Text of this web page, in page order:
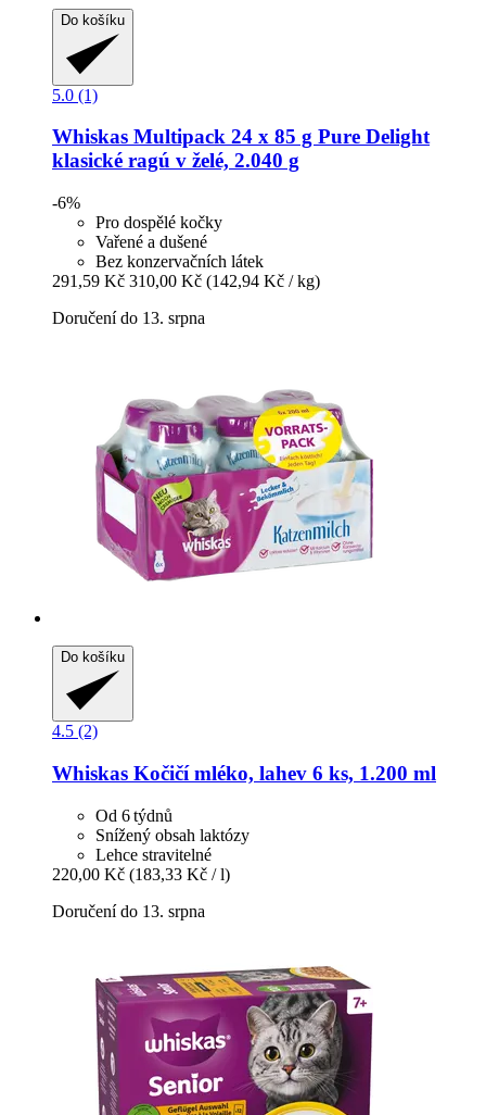
Do košíku
5.0 (1)
Whiskas Multipack 24 x 85 g Pure Delight
klasické ragú v želé, 2.040 g
-6%
Pro dospělé kočky
Vařené a dušené
Bez konzervačních látek
291,59 Kč 310,00 Kč (142,94 Kč / kg)
Doručení do 13. srpna
Do košíku
4.5 (2)
Whiskas Kočičí mléko, lahev 6 ks, 1.200 ml
Od 6 týdnů
Snížený obsah laktózy
Lehce stravitelné
220,00 Kč (183,33 Kč / l)
Doručení do 13. srpna